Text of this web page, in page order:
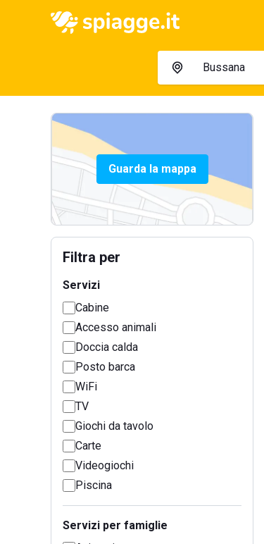
Guarda la mappa
Filtra per
Servizi
Cabine
Accesso animali
Doccia calda
Posto barca
WiFi
TV
Giochi da tavolo
Carte
Videogiochi
Piscina
Servizi per famiglie